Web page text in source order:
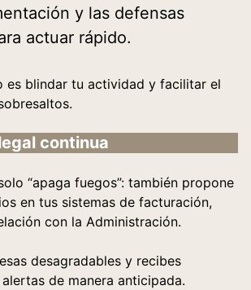
y las defensas
actuar rápido.
es blindar tu actividad y facilitar el
continua
“apaga fuegos”: también propone
en tus sistemas de facturación,
con la Administración.
desagradables y recibes
de manera anticipada.